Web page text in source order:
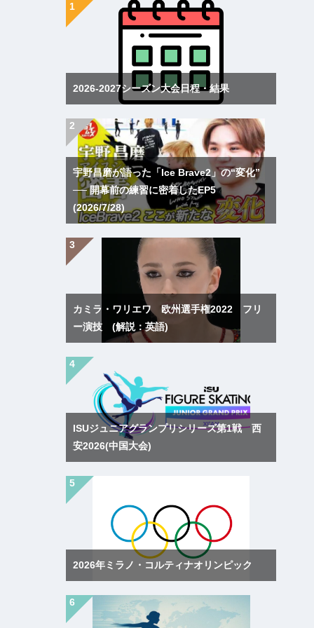
2026-2027シーズン大会日程・結果
宇野昌磨が語った「Ice Brave2」の“変化”
── 開幕前の練習に密着したEP5
(2026/7/28)
カミラ・ワリエワ 欧州選手権2022 フリ
ー演技 (解説：英語)
ISUジュニアグランプリシリーズ第1戦 西
安2026(中国大会)
2026年ミラノ・コルティナオリンピック